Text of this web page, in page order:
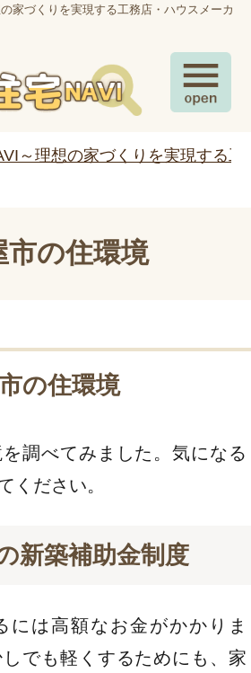
家づくりを実現する工務店・ハウスメーカ
～理想の家づくりを実現する
市の住環境
の住環境
調べてみました。気になる
ください。
新築補助金制度
には高額なお金がかかりま
でも軽くするためにも、家